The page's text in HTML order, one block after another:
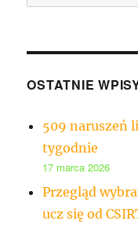
OSTATNIE
509 naruszeń
tygodnie
17 marca 2026
Przegląd
ucz się od